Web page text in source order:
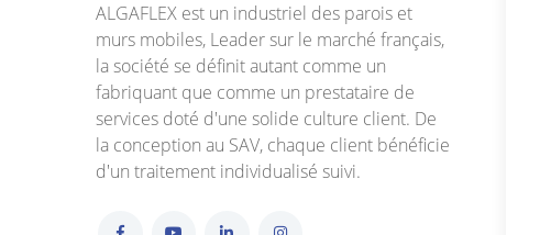
ALGAFLEX est un industriel des parois et
murs mobiles, Leader sur le marché français,
la société se définit autant comme un
fabriquant que comme un prestataire de
services doté d'une solide culture client. De
la conception au SAV, chaque client bénéficie
d'un traitement individualisé suivi.